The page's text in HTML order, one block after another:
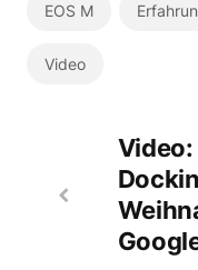
EOS M
Video
Video: